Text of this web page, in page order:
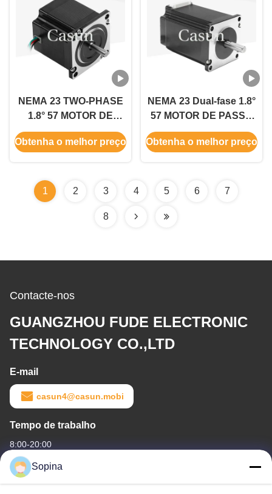
NEMA 23 TWO-PHASE
1.8° 57 MOTOR DE
PASSO 54MM CORPO
1.0A Máquina de
Obtenha o melhor preço
NEMA 23 Dual-fase 1.8°
57 MOTOR DE PASSO
83mm Corpo Torque
elevado 2.8A Para
Obtenha o melhor preço
1 2 3 4 5 6 7
8
Contacte-nos
GUANGZHOU FUDE ELECTRONIC
TECHNOLOGY CO.,LTD
E-mail
casun4@casun.mobi
Tempo de trabalho
8:00-20:00
O nosso endereço
Sopina